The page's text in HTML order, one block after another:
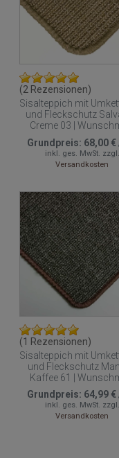
(2 Rezensionen)
Sisalteppich mit
und Fleckschutz
Creme 03 |
Grundpreis: 68,00 €
inkl. ges. MwSt. zzgl.
Versandkosten
(1 Rezensionen)
Sisalteppich mit
und Fleckschutz
Kaffee 61 |
Grundpreis: 64,99 €
inkl. ges. MwSt. zzgl.
Versandkosten